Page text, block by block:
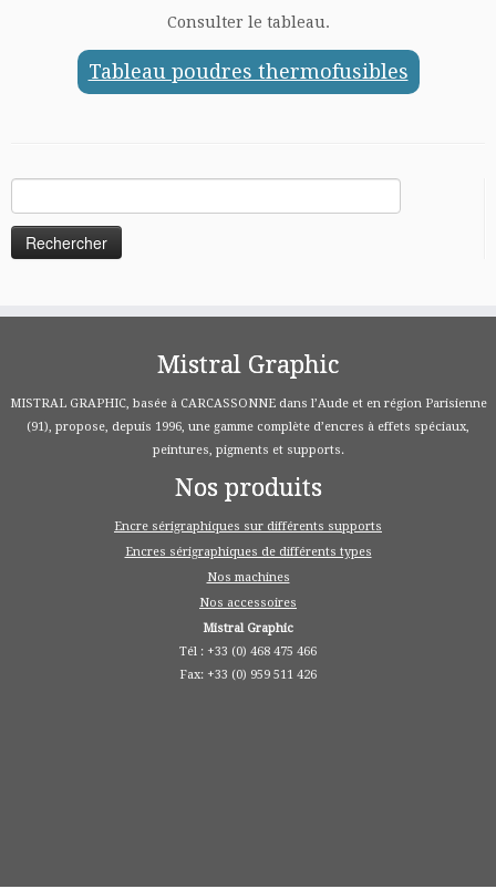
Consulter le tableau.
Tableau poudres thermofusibles
Mistral Graphic
MISTRAL GRAPHIC, basée à CARCASSONNE dans l’Aude et en région Parisienne
(91), propose, depuis 1996, une gamme complète d’encres à effets spéciaux,
peintures, pigments et supports.
Nos produits
Encre sérigraphiques sur différents supports
Encres sérigraphiques de différents types
Nos machines
Nos accessoires
Mistral Graphic
Tél : +33 (0) 468 475 466
Fax: +33 (0) 959 511 426